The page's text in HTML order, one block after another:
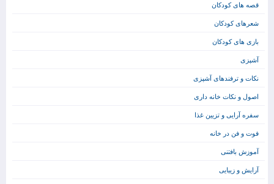
قصه های کودکان
شعرهای کودکان
بازی های کودکان
آشپزی
نکات و ترفندهای آشپزی
اصول و نکات خانه داری
سفره آرایی و تزیین غذا
فوت و فن در خانه
آموزش بافتنی
آرایش و زیبایی